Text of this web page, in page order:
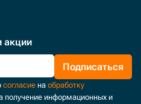
акции
Подписаться
согласие на обработку
получение информационных и